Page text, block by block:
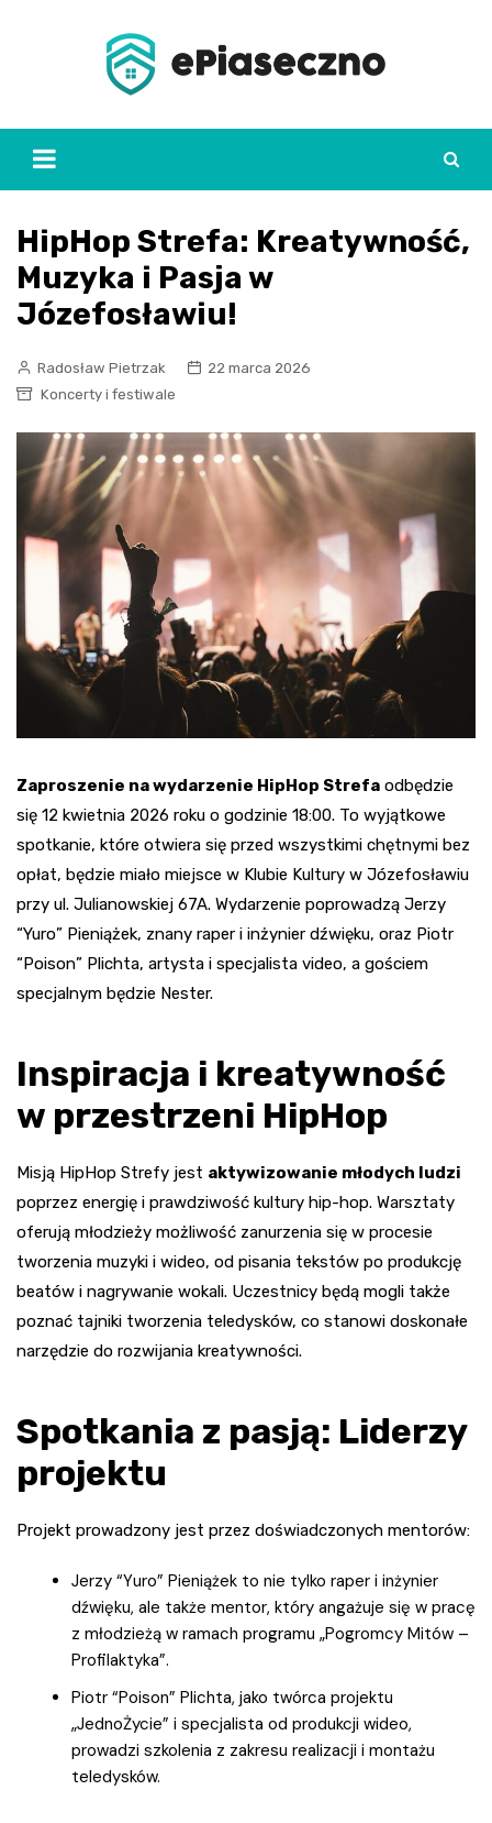
HipHop Strefa: Kreatywność,
Muzyka i Pasja w
Józefosławiu!
Radosław Pietrzak
22 marca 2026
Koncerty i festiwale
Zaproszenie na wydarzenie HipHop Strefa odbędzie
się 12 kwietnia 2026 roku o godzinie 18:00. To wyjątkowe
spotkanie, które otwiera się przed wszystkimi chętnymi bez
opłat, będzie miało miejsce w Klubie Kultury w Józefosławiu
przy ul. Julianowskiej 67A. Wydarzenie poprowadzą Jerzy
“Yuro” Pieniążek, znany raper i inżynier dźwięku, oraz Piotr
“Poison” Plichta, artysta i specjalista video, a gościem
specjalnym będzie Nester.
Inspiracja i kreatywność
w przestrzeni HipHop
Misją HipHop Strefy jest aktywizowanie młodych ludzi
poprzez energię i prawdziwość kultury hip-hop. Warsztaty
oferują młodzieży możliwość zanurzenia się w procesie
tworzenia muzyki i wideo, od pisania tekstów po produkcję
beatów i nagrywanie wokali. Uczestnicy będą mogli także
poznać tajniki tworzenia teledysków, co stanowi doskonałe
narzędzie do rozwijania kreatywności.
Spotkania z pasją: Liderzy
projektu
Projekt prowadzony jest przez doświadczonych mentorów:
Jerzy “Yuro” Pieniążek to nie tylko raper i inżynier
dźwięku, ale także mentor, który angażuje się w pracę
z młodzieżą w ramach programu „Pogromcy Mitów –
Profilaktyka”.
Piotr “Poison” Plichta, jako twórca projektu
„JednoŻycie” i specjalista od produkcji wideo,
prowadzi szkolenia z zakresu realizacji i montażu
teledysków.